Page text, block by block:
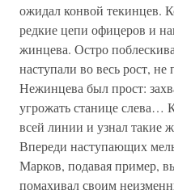
ожидал конвой текинцев.
редкие цепи офицеров и
жинцева. Остро
наступали во весь рост,
Нежинцева был прост:
угрожать станице слева…
всей линии и узнал такие
Впереди наступающих
Марков, подавая пример,
помахивал своим